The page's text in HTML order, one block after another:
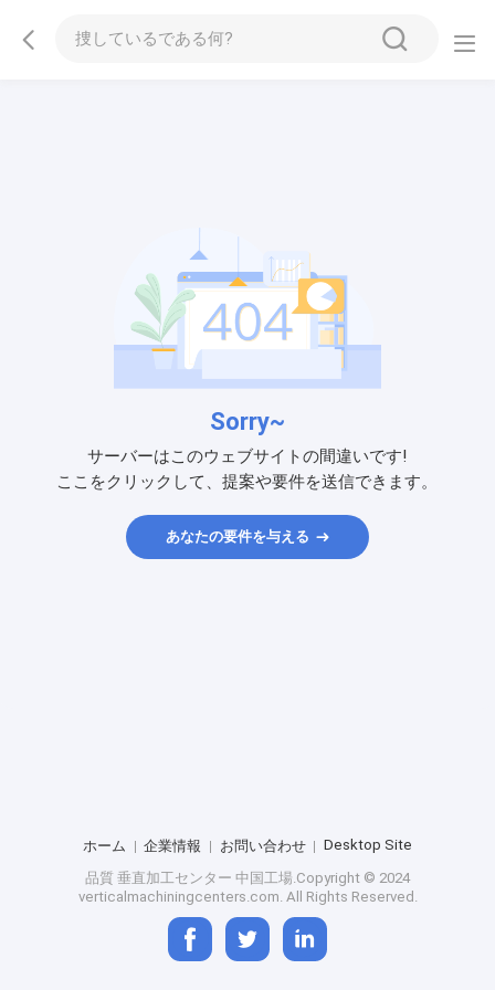
Sorry~
サーバーはこのウェブサイトの間違いです!
ここをクリックして、提案や要件を送信できます。
あなたの要件を与える
ホーム 企業情報 お問い合わせ Desktop Site
品質 垂直加工センター 中国工場.Copyright © 2024
verticalmachiningcenters.com. All Rights Reserved.